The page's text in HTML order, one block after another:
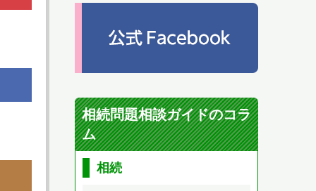
相続問題相談ガイドのコラ
ム
相続